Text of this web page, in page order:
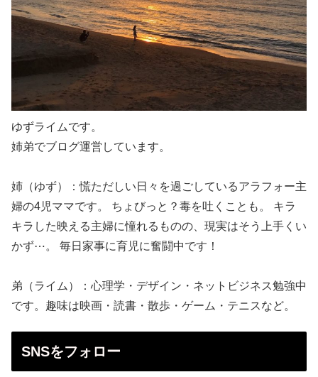
ゆずライムです。
姉弟でブログ運営しています。
姉（ゆず）：慌ただしい日々を過ごしているアラフォー主
婦の4児ママです。 ちょびっと？毒を吐くことも。 キラ
キラした映える主婦に憧れるものの、現実はそう上手くい
かず⋯。 毎日家事に育児に奮闘中です！
弟（ライム）：心理学・デザイン・ネットビジネス勉強中
です。趣味は映画・読書・散歩・ゲーム・テニスなど。
SNSをフォロー